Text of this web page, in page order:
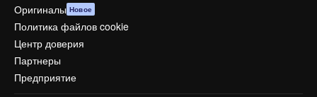
Оригиналы Новое
Политика файлов cookie
Центр доверия
Партнеры
Предприятие